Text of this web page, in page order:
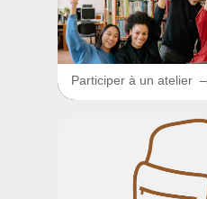
Participer à un atelier